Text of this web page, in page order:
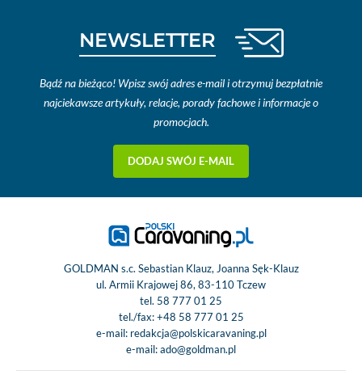
NEWSLETTER
Bądź na bieżąco! Wpisz swój adres e-mail i otrzymuj bezpłatnie
najciekawsze artykuły, relacje, porady fachowe i informacje o
promocjach.
DODAJ SWÓJ E-MAIL
GOLDMAN s.c. Sebastian Klauz, Joanna Sęk-Klauz
ul. Armii Krajowej 86, 83-110 Tczew
tel. 58 777 01 25
tel./fax:+48 58 777 01 25
e-mail: redakcja@polskicaravaning.pl
e-mail:ado@goldman.pl